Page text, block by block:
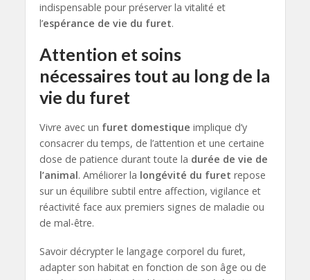
indispensable pour préserver la vitalité et
l’espérance de vie du furet.
Attention et soins
nécessaires tout au long de la
vie du furet
Vivre avec un furet domestique implique d’y
consacrer du temps, de l’attention et une certaine
dose de patience durant toute la durée de vie de
l’animal. Améliorer la longévité du furet repose
sur un équilibre subtil entre affection, vigilance et
réactivité face aux premiers signes de maladie ou
de mal-être.
Savoir décrypter le langage corporel du furet,
adapter son habitat en fonction de son âge ou de